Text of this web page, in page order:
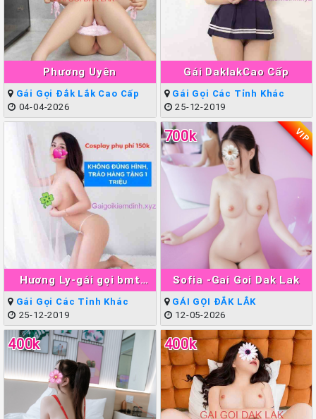
Phương Uyên
Gái Gọi Đắk Lắk Cao Cấp
04-04-2026
Gái DaklakCao Cấp
Gái Gọi Các Tỉnh Khác
25-12-2019
Hương Ly-gái gọi bmt
Xinh Teen Đẹp
Gái Gọi Các Tỉnh Khác
25-12-2019
Sofia -Gai Goi Dak Lak
700k VIP
GÁI GỌI ĐẮK LẮK
12-05-2026
400k 400k